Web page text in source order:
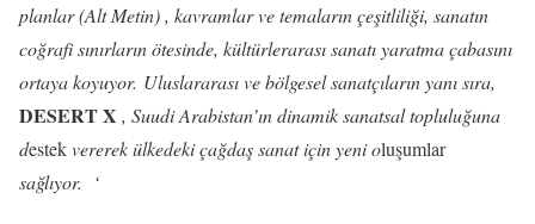
planlar (Alt Metin) , kavramlar ve temaların çeşitliliği, sanatın
coğrafi sınırların ötesinde, kültürlerarası sanatı yaratma çabasını
ortaya koyuyor. Uluslararası ve bölgesel sanatçıların yanı sıra,
DESERT X , Suudi Arabistan’ın dinamik sanatsal topluluğuna
destekvererek ülkedeki çağdaş sanat için yeni oluşumlar
sağlıyor. ‘